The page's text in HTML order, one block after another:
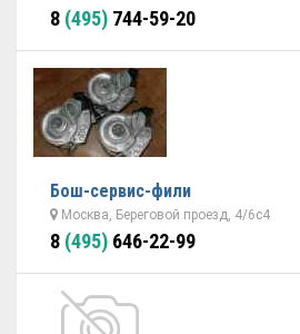
8 (495) 744-59-20
Бош-сервис-фили
Москва, Береговой проезд, 4/6с4
8 (495) 646-22-99